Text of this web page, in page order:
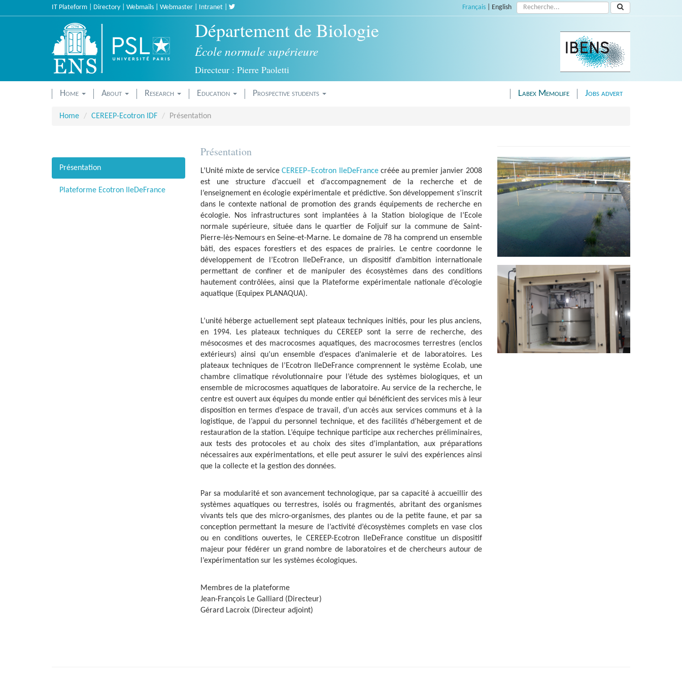
to
IT Plateform Directory Webmails Webmaster Intranet Search:
Français English
Département de Biologie
École normale supérieure
Directeur : Pierre Paoletti
Home About Research Education Prospective students Labex Memolife Jobs advert
Home CEREEP-Ecotron IDF Présentation
Présentation
L’Unité mixte de serviceCEREEP–Ecotron IleDeFrancecréée au premier janvier 2008
est une structure d’accueil et d’accompagnement de la recherche et de
l’enseignement en écologie expérimentale et prédictive. Son développement s’inscrit
dans le contexte national de promotion des grands équipements de recherche en
écologie. Nos infrastructures sont implantées à la Station biologique de l’Ecole
normale supérieure, située dans le quartier de Foljuif sur la commune de Saint-
Pierre-lès-Nemours en Seine-et-Marne. Le domaine de 78 ha comprend un ensemble
bâti, des espaces forestiers et des espaces de prairies. Le centre coordonne le
développement de l’Ecotron IleDeFrance, un dispositif d’ambition internationale
permettant de confiner et de manipuler des écosystèmes dans des conditions
hautement contrôlées, ainsi que la Plateforme expérimentale nationale d’écologie
aquatique (Equipex PLANAQUA).
L’unité héberge actuellement sept plateaux techniques initiés, pour les plus anciens,
en 1994. Les plateaux techniques du CEREEP sont la serre de recherche, des
mésocosmes et des macrocosmes aquatiques, des macrocosmes terrestres (enclos
extérieurs) ainsi qu’un ensemble d’espaces d’animalerie et de laboratoires. Les
plateaux techniques de l’Ecotron IleDeFrance comprennent le système Ecolab, une
chambre climatique révolutionnaire pour l’étude des systèmes biologiques, et un
ensemble de microcosmes aquatiques de laboratoire. Au service de la recherche, le
centre est ouvert aux équipes du monde entier qui bénéficient des services mis à leur
disposition en termes d’espace de travail, d’un accès aux services communs et à la
logistique, de l’appui du personnel technique, et des facilités d’hébergement et de
restauration de la station. L’équipe technique participe aux recherches préliminaires,
aux tests des protocoles et au choix des sites d’implantation, aux préparations
nécessaires aux expérimentations, et elle peut assurer le suivi des expériences ainsi
que la collecte et la gestion des données.
Par sa modularité et son avancement technologique, par sa capacité à accueillir des
systèmes aquatiques ou terrestres, isolés ou fragmentés, abritant des organismes
vivants tels que des micro-organismes, des plantes ou de la petite faune, et par sa
conception permettant la mesure de l’activité d’écosystèmes complets en vase clos
ou en conditions ouvertes, le CEREEP-Ecotron IleDeFrance constitue un dispositif
majeur pour fédérer un grand nombre de laboratoires et de chercheurs autour de
l’expérimentation sur les systèmes écologiques.
Membres de la plateforme
Jean-François Le Galliard (Directeur)
Gérard Lacroix (Directeur adjoint)
Présentation
Plateforme Ecotron IleDeFrance